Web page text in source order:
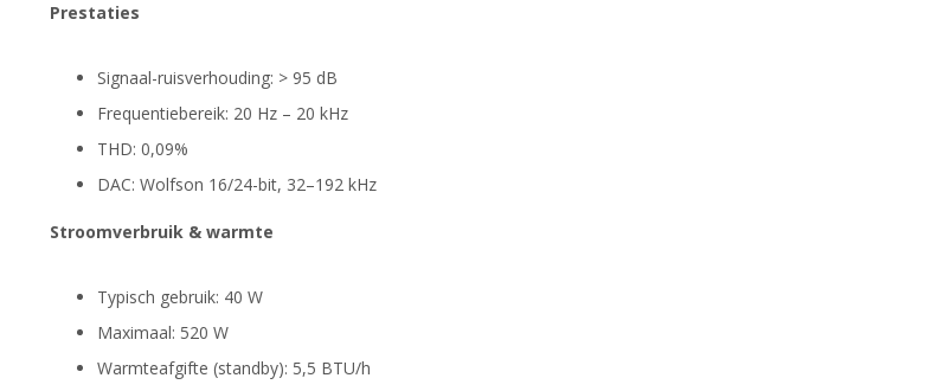
Prestaties
Signaal-ruisverhouding: > 95 dB
Frequentiebereik: 20 Hz – 20 kHz
THD: 0,09%
DAC: Wolfson 16/24-bit, 32–192 kHz
Stroomverbruik & warmte
Typisch gebruik: 40 W
Maximaal: 520 W
Warmteafgifte (standby): 5,5 BTU/h